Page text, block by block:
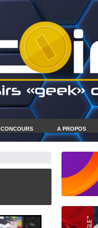
CONCOURS A PROPOS